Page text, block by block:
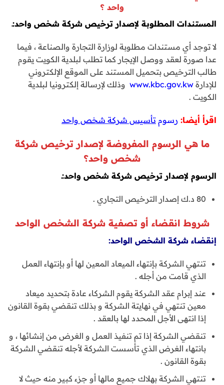
واحد ؟
المستندات المطلوبة لإصدار ترخيص شركة شخص واحد:ـ
لا توجد أي مستندات مطلوبة لوزارة التجارة والصناعة ، فيما
عدا صورة لعقد ووصل الإيجار كما تطلب لبلدية الكويت يقوم
طالب الترخيص بتحميل المستند على الموقع الإلكتروني
للإدارة www.kbc.gov.kw وذلك لإرسالة إلكترونيا لبلدية
الكويت .
اقرأ أيضا: رسوم تأسيس شركة شخص واحد
ما هي الرسوم المفروضة لإصدار ترخيص شركة
شخص واحد؟
الرسوم لإصدار ترخيص شركة شخص واحد:ـ
80 د.ك إصدار الترخيص التجاري .
شروط انقضاء أو تصفية شركة الشخص الواحد
إنقضاء شركة الشخص الواحد:
تنتهي الشركة بإنتهاء الميعاد المعين لها أو بإنتهاء العمل
الذي قامت من أجله .
عند إبرام عقد الشركة يقوم الشركاء عادة بتحديد ميعاد
معين تنتهي في نهايتة الشركة و بذلك تنقضي بقوة القانون
إذا انتهى الأجل المحدد لها بالعقد .
تنقضي الشركة إذا تم تنفيذ العمل و الغرض من إنشائها ، و
بانتهاء الغرض الذي تأسست الشركة لأجله تنقضي الشركة
بقوة القانون .
تنتهي الشركة بهلاك جميع مالها أو جزء كبير منه حيث لا